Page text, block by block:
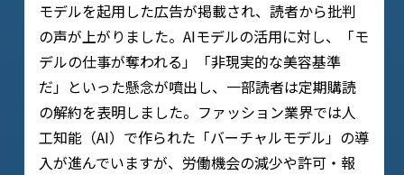
モデルを起用した広告が掲載され、読者から批判
の声が上がりました。AIモデルの活用に対し、「モ
デルの仕事が奪われる」「非現実的な美容基準
だ」といった懸念が噴出し、一部読者は定期購読
の解約を表明しました。ファッション業界では人
工知能（AI）で作られた「バーチャルモデル」の導
入が進んでいますが、労働機会の減少や許可・報